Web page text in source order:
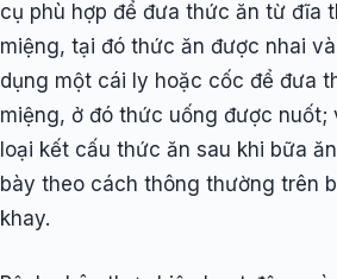
cụ phù hợp để đưa thức ăn từ đĩa
miệng, tại đó thức ăn được nhai
dụng một cái ly hoặc cốc để đưa
miệng, ở đó thức uống được nuốt;
loại kết cấu thức ăn sau khi bữa
bày theo cách thông thường trên
khay.